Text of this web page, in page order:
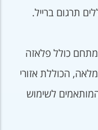
תרגום ברייל.
כולל פלאזה
הכוללת אזורי
לשימוש